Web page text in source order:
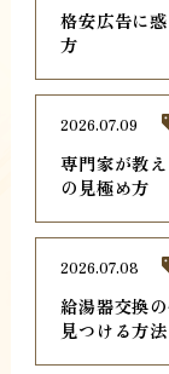
格安広告に
方
専門家が教
の見極め方
2026.07.09
給湯器交換
見つける方法
2026.07.08